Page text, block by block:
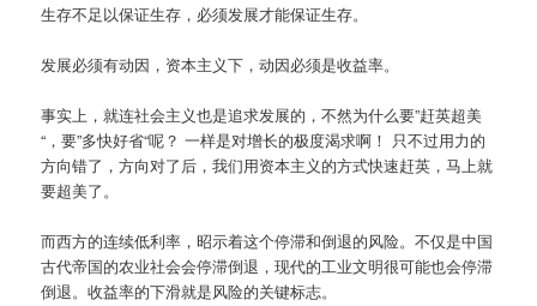
生存不足以保证生存，必须发展才能保证生存。
发展必须有动因，资本主义下，动因必须是收益率。
事实上，就连社会主义也是追求发展的，不然为什么要”赶英超美
“，要”多快好省“呢？ 一样是对增长的极度渴求啊！ 只不过用力的
方向错了，方向对了后，我们用资本主义的方式快速赶英，马上就
要超美了。
而西方的连续低利率，昭示着这个停滞和倒退的风险。不仅是中国
古代帝国的农业社会会停滞倒退，现代的工业文明很可能也会停滞
倒退。收益率的下滑就是风险的关键标志。